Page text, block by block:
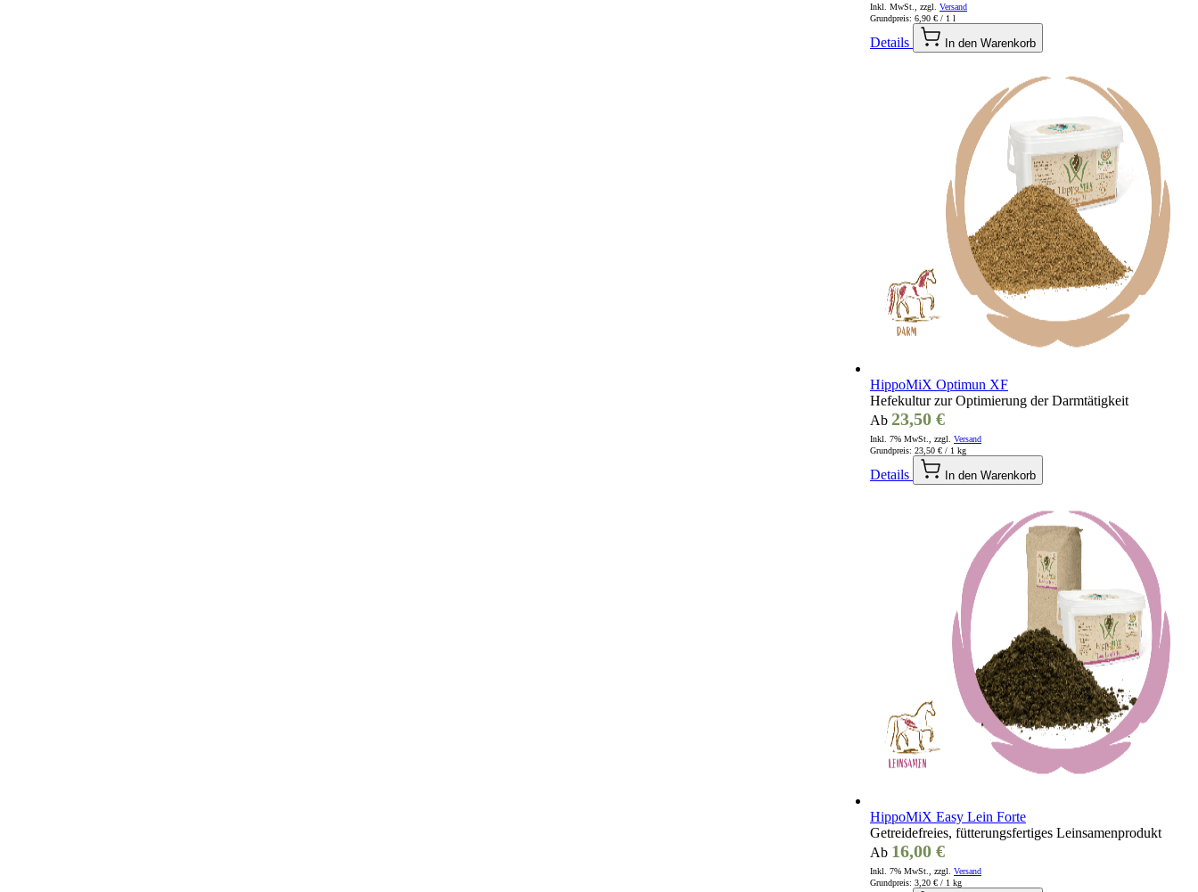
Inkl. MwSt., zzgl. Versand
Grundpreis: 6,90 € / 1 l
Details In den Warenkorb
HippoMiX Optimun XF
Hefekultur zur Optimierung der Darmtätigkeit
Ab 23,50 €
Inkl. 7% MwSt., zzgl. Versand
Grundpreis: 23,50 € / 1 kg
Details In den Warenkorb
HippoMiX Easy Lein Forte
Getreidefreies, fütterungsfertiges Leinsamenprodukt
Ab 16,00 €
Inkl. 7% MwSt., zzgl. Versand
Grundpreis: 3,20 € / 1 kg